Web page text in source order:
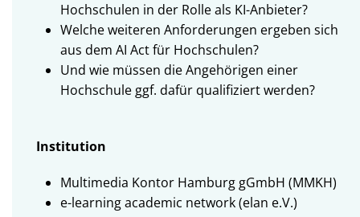
Hochschulen in der Rolle als KI-Anbieter?
Welche weiteren Anforderungen ergeben sich
aus dem AI Act für Hochschulen?
Und wie müssen die Angehörigen einer
Hochschule ggf. dafür qualifiziert werden?
Institution
Multimedia Kontor Hamburg gGmbH (MMKH)
e-learning academic network (elan e.V.)